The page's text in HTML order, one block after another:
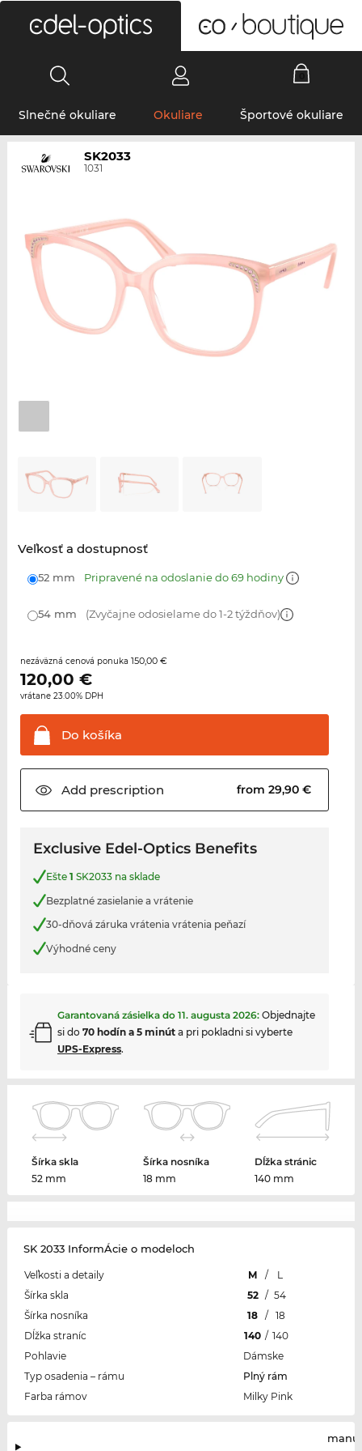
Slnečné okuliare Okuliare Športové okuliare
SK2033
1031
Veľkosť a dostupnosť
52 mm Pripravené na odoslanie do 69 hodiny
54 mm (Zvyčajne odosielame do 1-2 týždňov)
nezáväzná cenová ponuka 150,00 €
120,00 €
vrátane 23.00% DPH
Do košíka
Add prescription from 29,90 €
Exclusive Edel-Optics Benefits
Ešte 1 SK2033 na sklade
Bezplatné zasielanie a vrátenie
30-dňová záruka vrátenia vrátenia peňazí
Výhodné ceny
Garantovaná zásielka do 11. augusta 2026: Objednajte
si do 70 hodín a 5 minúta pri pokladni si vyberte
UPS-Express.
Šírka skla
52 mm
Šírka nosníka
18 mm
Dĺžka stránic
140 mm
SK 2033 InformÁcie o modeloch
Veľkosti a detaily M /
L
Šírka skla
52 / 54
Šírka nosníka
18 /
18
Dĺžka straníc
140 / 140
Pohlavie
Dámske
Typ osadenia – rámu
Plný rám
Farba rámov
Milky Pink